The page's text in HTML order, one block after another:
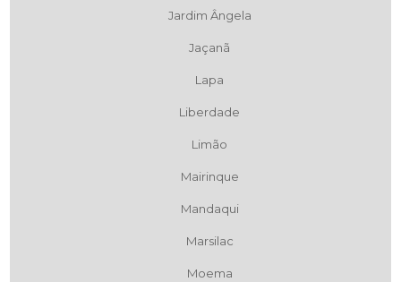
Jardim Ângela
Jaçanã
Lapa
Liberdade
Limão
Mairinque
Mandaqui
Marsilac
Moema